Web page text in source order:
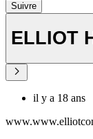
Suivre
ELLIOT
il y a 18 ans